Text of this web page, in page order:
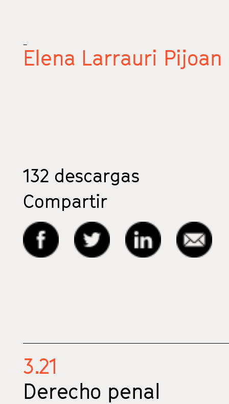
_
Elena Larrauri Pijoan
132 descargas
Compartir
3.21
Derecho penal